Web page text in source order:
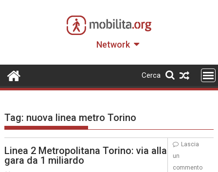
Network
Cerca
Tag: nuova linea metro Torino
Linea 2 Metropolitana Torino: via alla
gara da 1 miliardo
Lascia
un
commento